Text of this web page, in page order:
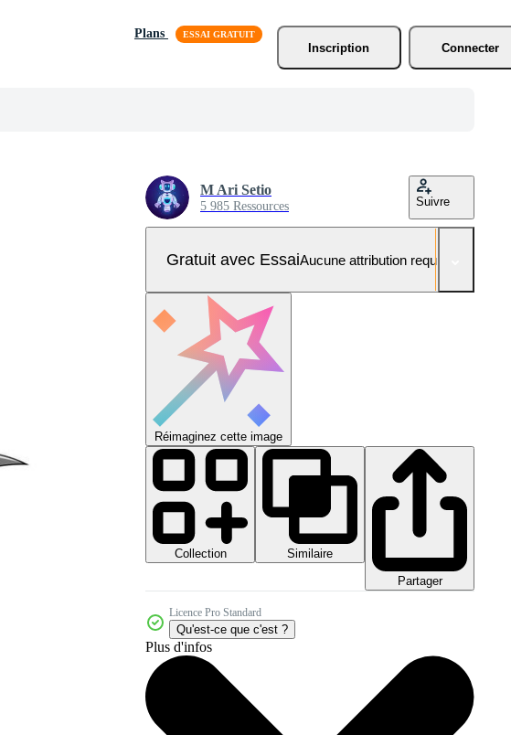
Plans
Inscription
Connecter
M Ari Setio
5 985 Ressources Suivre
Gratuit avec EssaiAucune attribution requise
Réimaginez cette image
Collection
Similaire
Partager
Licence Pro Standard
Qu'est-ce que c'est ?
Plus d'infos